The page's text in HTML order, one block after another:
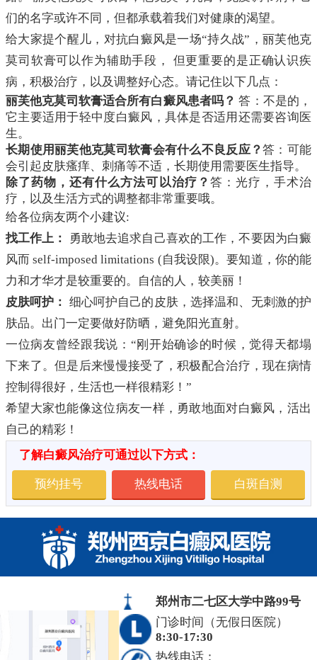
们的名字或许不同，但都承载着我们对健康的渴望。
给大家提个醒儿，对抗白癜风是一场“持久战”，丽芙他克
莫司软膏可以作为辅助手段， 但更重要的是正确认识疾
病，积极治疗，以及调整好心态。请记住以下几点：
丽芙他克莫司软膏适合所有白癜风患者吗？ 答：不是的，
它主要适用于轻中度白癜风，具体是否适用还需要咨询医
生。
长期使用丽芙他克莫司软膏会有什么不良反应？答：可能
会引起皮肤瘙痒、刺痛等不适，长期使用需要医生指导。
除了药物，还有什么方法可以治疗？ 答：光疗，手术治
疗，以及生活方式的调整都非常重要哦。
给各位病友两个小建议:
找工作上：
勇敢地去追求自己喜欢的工作，不要因为白癜
风而 self-imposed limitations (自我设限)。要知道，你的能
力和才华才是较重要的。自信的人，较美丽！
皮肤呵护： 细心呵护自己的皮肤，选择温和、无刺激的护
肤品。出门一定要做好防晒，避免阳光直射。
一位病友曾经跟我说：“刚开始确诊的时候，觉得天都塌
下来了。但是后来慢慢接受了，积极配合治疗，现在病情
控制得很好，生活也一样很精彩！”
希望大家也能像这位病友一样，勇敢地面对白癜风，活出
自己的精彩！
了解白癜风治疗可通过以下方式：
预约挂号 热线电话 白斑自测
郑州市二七区大学中路99号
门诊时间（无假日医院）
8:30-17:30
热线电话：